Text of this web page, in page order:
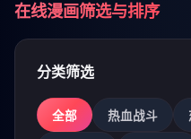
在线漫画筛选与排序
分类筛选
全部 热血战斗